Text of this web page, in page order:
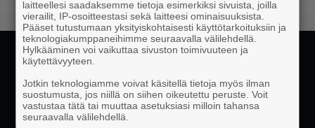
laitteellesi saadaksemme tietoja esimerkiksi sivuista, joilla
vierailit, IP-osoitteestasi sekä laitteesi ominaisuuksista.
Pääset tutustumaan yksityiskohtaisesti käyttötarkoituksiin ja
teknologiakumppaneihimme seuraavalla välilehdellä.
Hylkääminen voi vaikuttaa sivuston toimivuuteen ja
käytettävyyteen.
Jotkin teknologiamme voivat käsitellä tietoja myös ilman
suostumusta, jos niillä on siihen oikeutettu peruste. Voit
vastustaa tätä tai muuttaa asetuksiasi milloin tahansa
seuraavalla välilehdellä.